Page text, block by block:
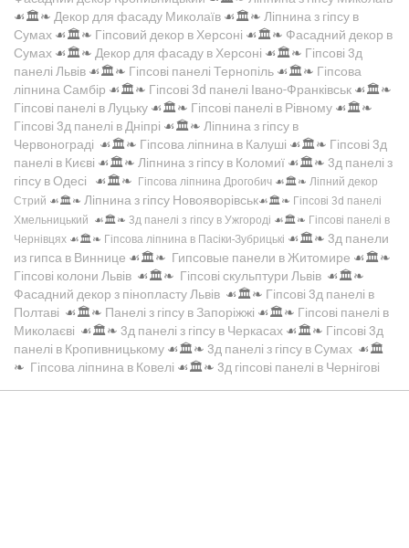
☙🏛️❧ Декор для фасаду Миколаїв ☙🏛️❧ Ліпнина з гіпсу в
Сумах ☙🏛️❧ Гіпсовий декор в Херсоні ☙🏛️❧ Фасадний декор в
Сумах ☙🏛️❧ Декор для фасаду в Херсоні ☙🏛️❧ Гіпсові 3д
панелі Львів ☙🏛️❧ Гіпсові панелі Тернопіль ☙🏛️❧ Гіпсова
ліпнина Самбір ☙🏛️❧ Гіпсові 3d панелі Івано-Франківськ ☙🏛️❧
Гіпсові панелі в Луцьку ☙🏛️❧ Гіпсові панелі в Рівному ☙🏛️❧
Гіпсові 3д панелі в Дніпрі ☙🏛️❧ Ліпнина з гіпсу в
Червонограді ☙🏛️❧ Гіпсова ліпнина в Калуші ☙🏛️❧ Гіпсові 3д
панелі в Києві ☙🏛️❧ Ліпнина з гіпсу в Коломиї ☙🏛️❧ 3д панелі з
гіпсу в Одесі ☙🏛️❧ Гіпсова ліпнина Дрогобич ☙🏛️❧ Ліпний декор
Стрий ☙🏛️❧ Ліпнина з гіпсу Новояворівськ☙🏛️❧ Гіпсові 3d панелі
Хмельницький ☙🏛️❧ 3д панелі з гіпсу в Ужгороді ☙🏛️❧ Гіпсові панелі в
Чернівцях ☙🏛️❧ Гіпсова ліпнина в Пасіки-Зубрицькі ☙🏛️❧ 3д панели
из гипса в Виннице ☙🏛️❧ Гипсовые панели в Житомире ☙🏛️❧
Гіпсові колони Львів ☙🏛️❧ Гіпсові скульптури Львів ☙🏛️❧
Фасадний декор з пінопласту Львів ☙🏛️❧ Гіпсові 3д панелі в
Полтаві ☙🏛️❧ Панелі з гіпсу в Запоріжжі ☙🏛️❧ Гіпсові панелі в
Миколаєві ☙🏛️❧ 3д панелі з гіпсу в Черкасах ☙🏛️❧ Гіпсові 3д
панелі в Кропивницькому ☙🏛️❧ 3д панелі з гіпсу в Сумах ☙🏛️
❧ Гіпсова ліпнина в Ковелі ☙🏛️❧ 3д гіпсові панелі в Чернігові